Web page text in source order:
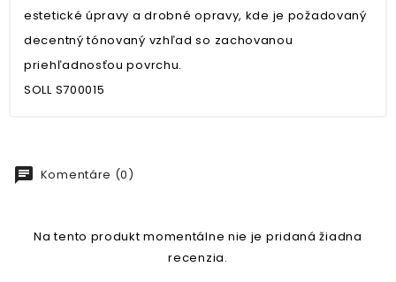
estetické úpravy a drobné opravy, kde je požadovaný
decentný tónovaný vzhľad so zachovanou
priehľadnosťou povrchu.
SOLL S700015
chat Komentáre (0)
Na tento produkt momentálne nie je pridaná žiadna
recenzia.